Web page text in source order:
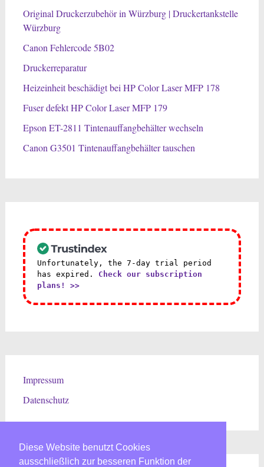
Original Druckerzubehör in Würzburg | Druckertankstelle
Würzburg
Canon Fehlercode 5B02
Druckerreparatur
Heizeinheit beschädigt bei HP Color Laser MFP 178
Fuser defekt HP Color Laser MFP 179
Epson ET-2811 Tintenauffangbehälter wechseln
Canon G3501 Tintenauffangbehälter tauschen
Unfortunately, the 7-day trial period
has expired. Check our subscription
plans! >>
Impressum
Datenschutz
Diese Website benutzt Cookies
ausschließlich zur besseren Funktion der
Diese Website benutzt Cookies
ausschließlich zur besseren Funktion der
Diese Website benutzt Cookies
ausschließlich zur besseren Funktion der
Diese Website benutzt Cookies
ausschließlich zur besseren Funktion der
Diese Website benutzt Cookies
ausschließlich zur besseren Funktion der